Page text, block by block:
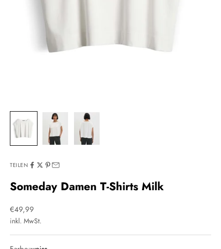
TEILEN
Someday Damen T-Shirts Milk
Angebot
€49,99
inkl. MwSt.